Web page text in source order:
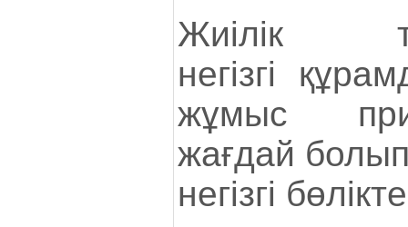
Жиілік
негізгі
жұмыс
жағдай
негізгі